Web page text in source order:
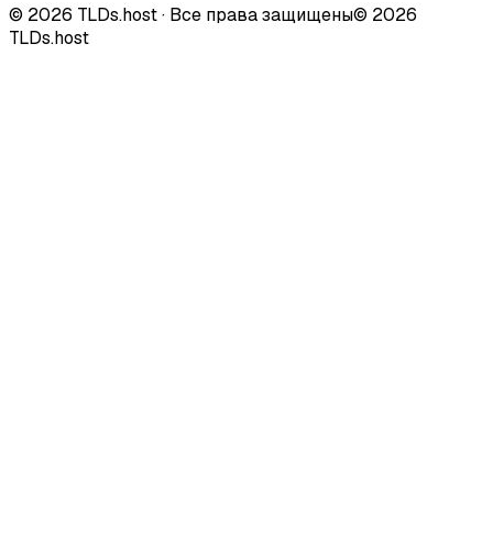
© 2026 TLDs.host · Все права защищены© 2026
TLDs.host